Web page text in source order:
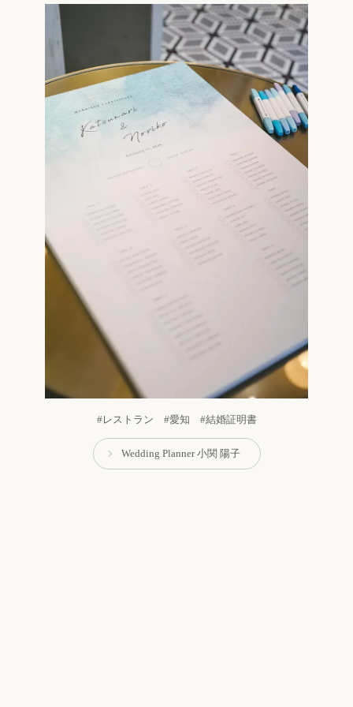
#レストラン #愛知 #結婚証明書
Wedding Planner 小関 陽子